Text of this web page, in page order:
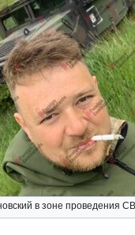
в зоне проведения